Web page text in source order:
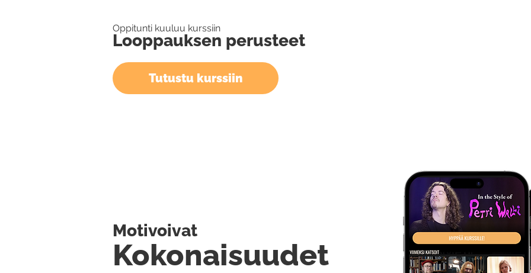
Oppitunti kuuluu kurssiin
Looppauksen perusteet
Tutustu kurssiin
Kokonaisuudet
Motivoivat